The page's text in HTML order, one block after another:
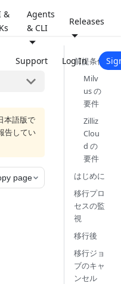
&
Agents
& CLI
Releases
Support Log In
本語版で
告してい
page
前提条件
Milv
us の
要件
Zilliz
Clou
d の
要件
はじめに
移行プロ
セスの監
視
移行後
移行ジョ
ブのキャ
ンセル